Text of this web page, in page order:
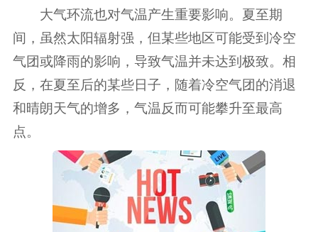
大气环流也对气温产生重要影响。夏至期
间，虽然太阳辐射强，但某些地区可能受到冷空
气团或降雨的影响，导致气温并未达到极致。相
反，在夏至后的某些日子，随着冷空气团的消退
和晴朗天气的增多，气温反而可能攀升至最高
点。